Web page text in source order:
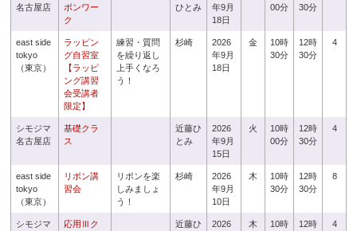
名古屋店
ボンワー
ク
ひとみ
年9月
18日
00分
30分
east side
tokyo
（東京）
ラッピン
グ自習室
【ラッピ
ング講習
会受講者
限定】
練習・質問
を繰り返し
上手くなろ
う！
杉崎
2026
年9月
18日
金
10時
30分
12時
30分
4
シモジマ
名古屋店
基礎クラ
ス
近藤ひ
とみ
2026
年9月
15日
火
10時
00分
12時
30分
4
east side
tokyo
（東京）
リボン講
習会
リボンを楽
しみましょ
う！
杉崎
2026
年9月
10日
木
10時
30分
12時
30分
8
シモジマ
応用Ⅲク
近藤ひ
2026
木
10時
12時
4